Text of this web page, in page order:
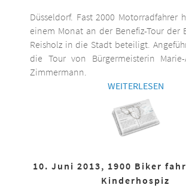
Düsseldorf. Fast 2000 Motorradfahrer
einem Monat an der Benefiz-Tour der
Reisholz in die Stadt beteiligt.
die Tour von Bürgermeisterin Marie-
Zimmermann.
WEITERLESEN
10. Juni 2013, 1900 Biker
Kinderhospiz